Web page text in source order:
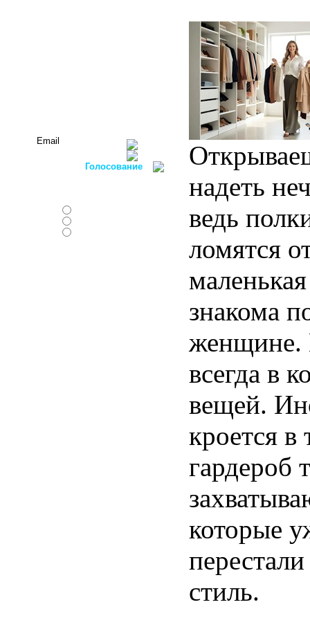
Голосование
надеть
ведь
ломятся
знакома
женщине.
всегда в
вещей.
кроется в
гардероб
которые
стиль.